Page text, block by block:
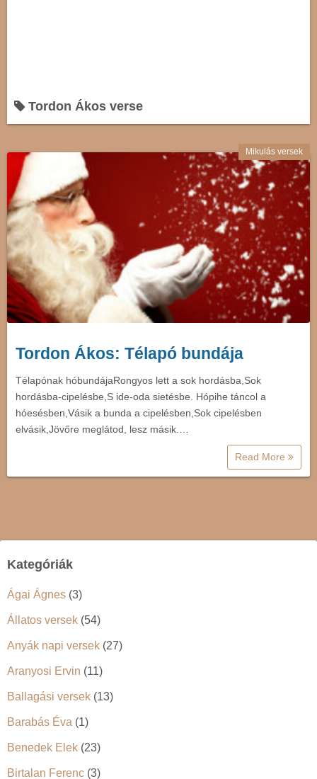
Tordon Ákos verse
Mikulás versek
Tordon Ákos: Télapó bundája
Télapónak hóbundájaRongyos lett a sok hordásba,Sok
hordásba-cipelésbe,S ide-oda sietésbe. Hópihe táncol a
hóesésben,Vásik a bunda a cipelésben,Sok cipelésben
elvásik,Jövőre meglátod, lesz másik.…
Read More
Kategóriák
Ágai Ágnes (3)
Állatos versek (54)
Anyák napi versek (27)
Aranyosi Ervin (11)
Ballagási versek (13)
Barabás Éva (1)
Benedek Elek (23)
Birtalan Ferenc (3)